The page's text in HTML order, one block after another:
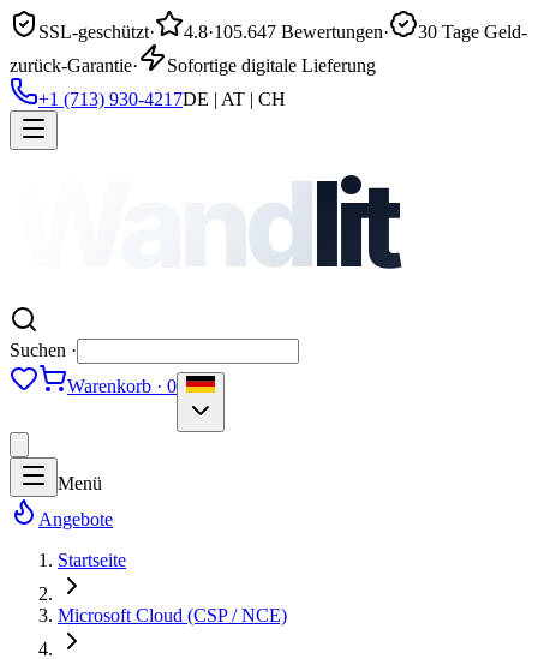
SSL-geschützt· 4.8·105.647 Bewertungen·
30 Tage Geld-
zurück-Garantie·
Sofortige digitale Lieferung
+1 (713) 930-4217DE | AT | CH
Wandlit
Suchen ·
Warenkorb · 0
Menü
Angebote
Startseite
Microsoft Cloud (CSP / NCE)